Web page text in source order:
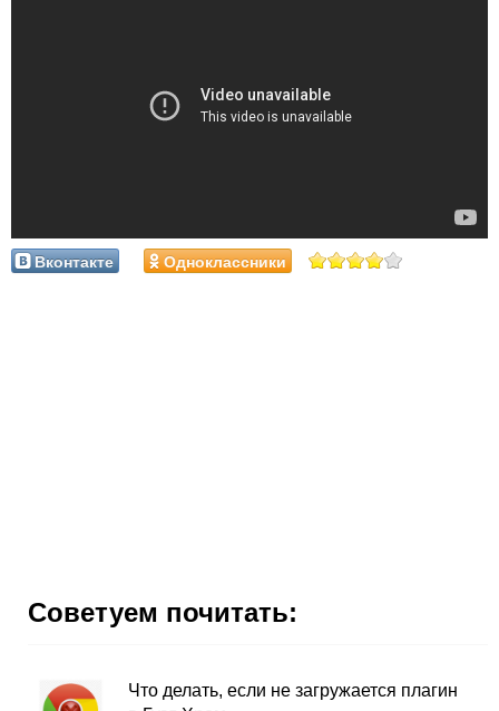
Вконтакте Одноклассники
Советуем почитать:
Что делать, если не загружается плагин